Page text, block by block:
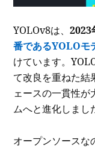
YOLOv8は、2023
番であるYOLOモ
けています。
て改良を重ねた結
ェースの一貫性が
ムへと進化しまし
オープンソースな